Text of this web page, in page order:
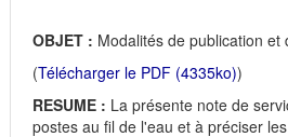
OBJET : Modalités de publication
(Télécharger le PDF (4335ko))
RESUME : La présente note de
postes au fil de l'eau et à préciser